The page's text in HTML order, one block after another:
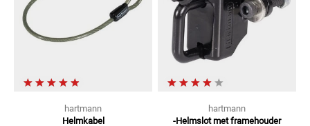
hartmann
Helmkabel
hartmann
-Helmslot met framehouder